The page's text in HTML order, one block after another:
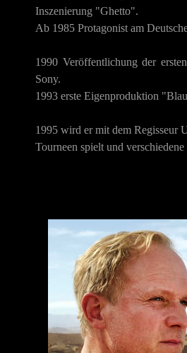
Inszenierung "Ghetto".
Ab 1985 Protagonist am
1990 Veröffentlichung der
Sony.
1993 erste Eigenproduktion
1995 wird er mit dem Regisseur
Tourneen spielt und